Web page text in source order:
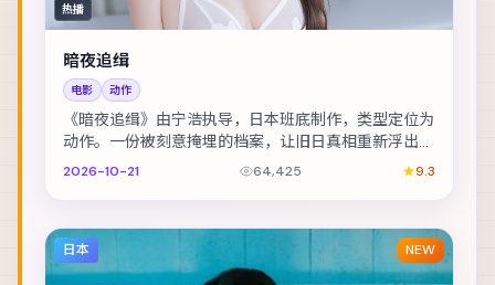
热播
暗夜追缉
电影 动作
《暗夜追缉》由宁浩执导，日本班底制作，类型定位为
动作。一份被刻意掩埋的档案，让旧日真相重新浮出水
面。主演包括周迅、孔刘、舒淇 等，表演层次丰富。...
2026-10-21 64,425 9.3
日本 NEW